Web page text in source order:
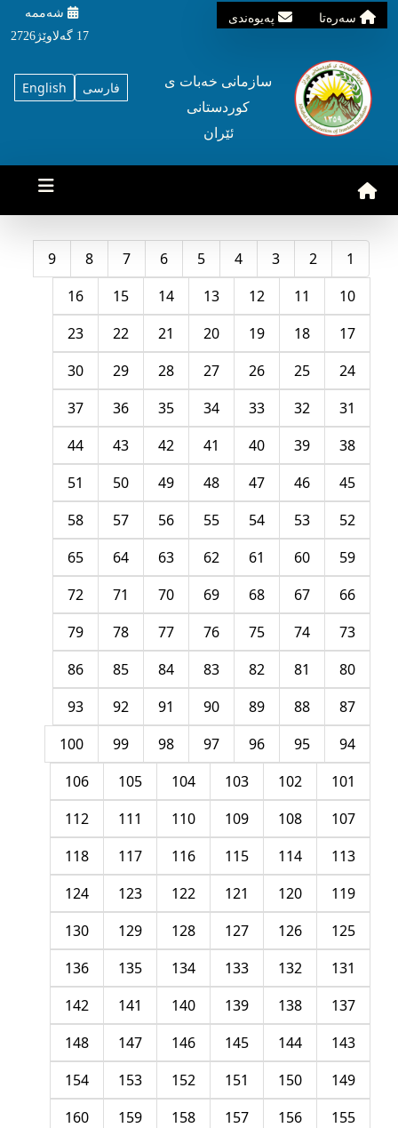
سه‌ره‌تا په‌یوه‌ندی
شه‌ممه‌
17 گه‌لاوێژ2726
English فارسی
سازمانی خه‌بات ی
کوردستانی
ئێران
1
2
3
4
5
6
7
8
9
10
11
12
13
14
15
16
17
18
19
20
21
22
23
24
25
26
27
28
29
30
31
32
33
34
35
36
37
38
39
40
41
42
43
44
45
46
47
48
49
50
51
52
53
54
55
56
57
58
59
60
61
62
63
64
65
66
67
68
69
70
71
72
73
74
75
76
77
78
79
80
81
82
83
84
85
86
87
88
89
90
91
92
93
94
95
96
97
98
99
100
101
102
103
104
105
106
107
108
109
110
111
112
113
114
115
116
117
118
119
120
121
122
123
124
125
126
127
128
129
130
131
132
133
134
135
136
137
138
139
140
141
142
143
144
145
146
147
148
149
150
151
152
153
154
155
156
157
158
159
160